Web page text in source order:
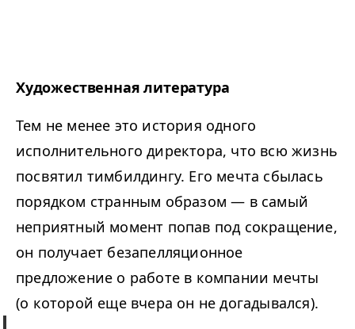
Художественная литература
Тем не менее это история одного
исполнительного директора, что всю жизнь
посвятил тимбилдингу. Его мечта сбылась
порядком странным образом — в самый
неприятный момент попав под сокращение,
он получает безапелляционное
предложение о работе в компании мечты
(о которой еще вчера он не догадывался).